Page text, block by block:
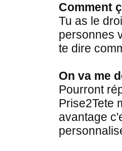
Comment
Tu as le
personnes
te dire
On va me
Pourront
Prise2Tete
avantage